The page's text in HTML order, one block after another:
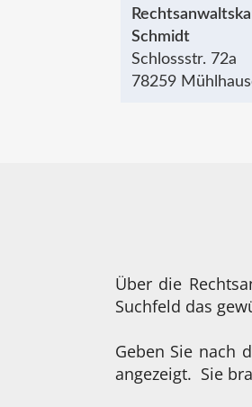
Schmidt
Schlossstr. 72a
78259
Über die
Suchfeld das
Geben Sie nach
angezeigt. Sie